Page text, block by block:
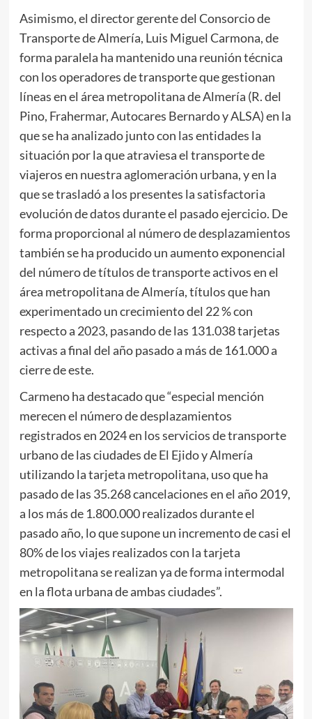
Asimismo, el director gerente del Consorcio de
Transporte de Almería, Luis Miguel Carmona, de
forma paralela ha mantenido una reunión técnica
con los operadores de transporte que gestionan
líneas en el área metropolitana de Almería (R. del
Pino, Frahermar, Autocares Bernardo y ALSA) en la
que se ha analizado junto con las entidades la
situación por la que atraviesa el transporte de
viajeros en nuestra aglomeración urbana, y en la
que se trasladó a los presentes la satisfactoria
evolución de datos durante el pasado ejercicio. De
forma proporcional al número de desplazamientos
también se ha producido un aumento exponencial
del número de títulos de transporte activos en el
área metropolitana de Almería, títulos que han
experimentado un crecimiento del 22 % con
respecto a 2023, pasando de las 131.038 tarjetas
activas a final del año pasado a más de 161.000 a
cierre de este.
Carmeno ha destacado que “especial mención
merecen el número de desplazamientos
registrados en 2024 en los servicios de transporte
urbano de las ciudades de El Ejido y Almería
utilizando la tarjeta metropolitana, uso que ha
pasado de las 35.268 cancelaciones en el año 2019,
a los más de 1.800.000 realizados durante el
pasado año, lo que supone un incremento de casi el
80% de los viajes realizados con la tarjeta
metropolitana se realizan ya de forma intermodal
en la flota urbana de ambas ciudades”.